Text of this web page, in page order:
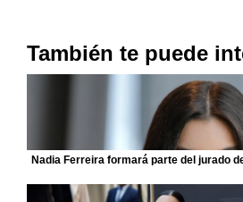
También te puede
Nadia Ferreira formará parte del jurado